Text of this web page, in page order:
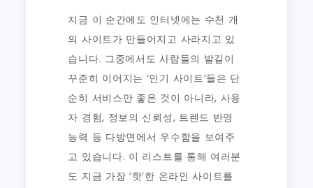
지금 이 순간에도 인터넷에는 수천 개
의 사이트가 만들어지고 사라지고 있
습니다. 그중에서도 사람들의 발길이
꾸준히 이어지는 ‘인기 사이트’들은 단
순히 서비스만 좋은 것이 아니라, 사용
자 경험, 정보의 신뢰성, 트렌드 반영
능력 등 다방면에서 우수함을 보여주
고 있습니다. 이 리스트를 통해 여러분
도 지금 가장 ‘핫’한 온라인 사이트를